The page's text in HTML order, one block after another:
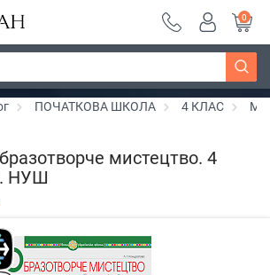
200 грн ~ 250 грн ~
Дізнатись більше
0
ПОЧАТКОВА ШКОЛА 4 КЛАС
мистецтво. 4
НУШ